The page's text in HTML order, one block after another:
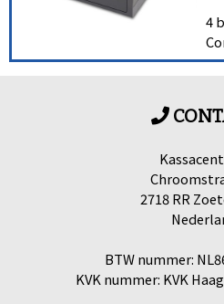
4
2718 RR
BTW nummer:
KVK nummer: KVK